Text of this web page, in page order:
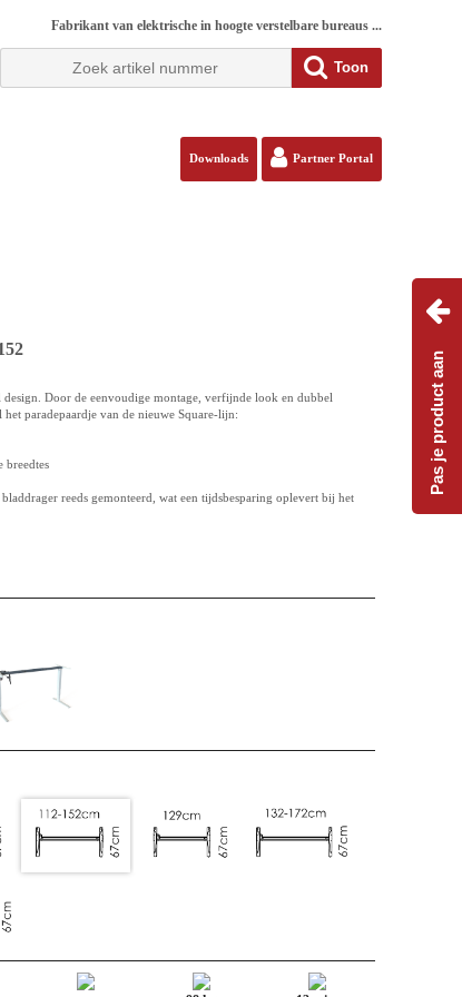
Fabrikant van elektrische in hoogte verstelbare bureaus ...
Toon
Downloads Partner Portal
Door de eenvoudige montage, verfijnde look en dubbel
paradepaardje van de nieuwe Square-lijn:
breedtes
reeds gemonteerd, wat een tijdsbesparing oplevert bij het
Pas je product aan